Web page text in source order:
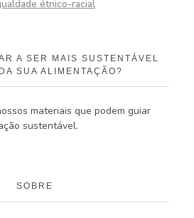
étnico-racial
A SER MAIS SUSTENTÁVEL
SUA ALIMENTAÇÃO?
materiais que podem guiar
sustentável.
SOBRE